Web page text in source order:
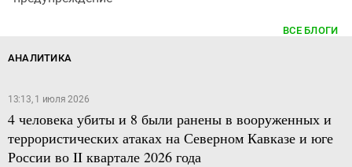
ВСЕ БЛОГИ
АНАЛИТИКА
13:13, 1 июля 2026
4 человека убиты и 8 были ранены в вооруженных и
террористических атаках на Северном Кавказе и юге
России во II квартале 2026 года